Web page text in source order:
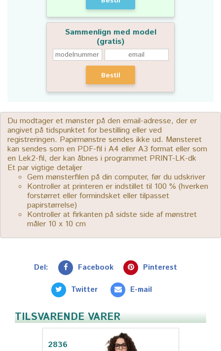
Sammenlign med model
(gratis)
Bestil
Du modtager et mønster på den email-adresse, der er
angivet på tidspunktet for bestilling eller ved
registreringen. Papirmønstre sendes ikke ud. Mønsteret
kan sendes som en PDF-fil i A4 eller A3 format eller som
en Lek2-fil, der kan åbnes i programmet PRINT-LK-dk
Et par vigtige detaljer
Gem mønsterfilen på din computer, før du udskriver
Kontroller at printeren er indstillet til 100 % (hverken
forstørret eller formindsket eller tilpasset
papirstørrelse)
Kontroller at firkanten på sidste side af mønstret
måler 10 x 10 cm
Del: Facebook Pinterest
Twitter E-mail
TILSVARENDE VARER
2836